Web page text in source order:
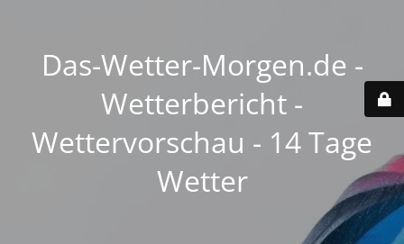
Das-Wetter-Morgen.de -
Wetterbericht -
Wettervorschau - 14 Tage
Wetter